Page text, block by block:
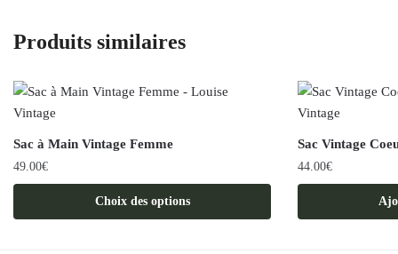
Produits similaires
Sac à Main Vintage Femme
49.00€
Choix des options
produit
Sac Vintage
44.00€